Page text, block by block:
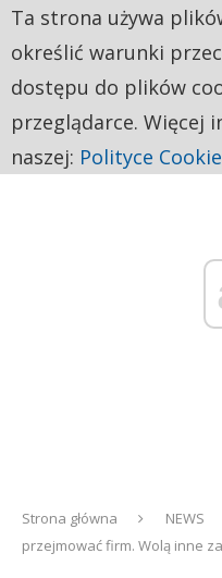
Strona główna NEWS
przejmować firm. Wolą inne
Ta strona używa
określić warunki
dostępu do plików
przeglądarce. Więcej
naszej: Polityce